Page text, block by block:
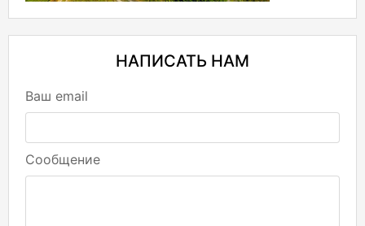
НАПИСАТЬ НАМ
Ваш email
Сообщение